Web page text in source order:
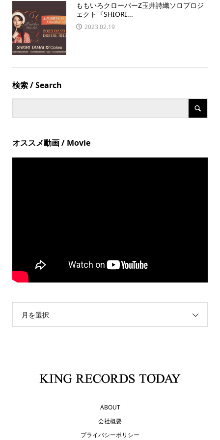
ももいろクローバーZ玉井詩織ソロプロジ
ェクト『SHIORI...
2023.02.19
検索 / Search
オススメ動画 / Movie
月を選択
ABOUT
会社概要
プライバシーポリシー